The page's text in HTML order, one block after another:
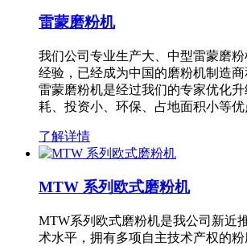
雷蒙磨粉机
我们公司专业生产大、中型雷蒙磨
经验，已经成为中国的磨粉机制造商
雷蒙磨粉机是经过我们的专家优化
耗、投资小、环保、占地面积小等
了解详情
MTW 系列欧式磨粉机
MTW系列欧式磨粉机是我公司新近
术水平，拥有多项自主技术产权的